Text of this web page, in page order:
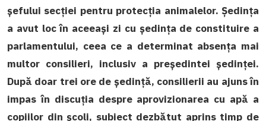
șefului secției pentru protecția animalelor. Ședința
a avut loc în aceeași zi cu ședința de constituire a
parlamentului, ceea ce a determinat absența mai
multor consilieri, inclusiv a președintei ședinței.
După doar trei ore de ședință, consilierii au ajuns în
impas în discuția despre aprovizionarea cu apă a
copiilor din școli, subiect dezbătut aprins timp de